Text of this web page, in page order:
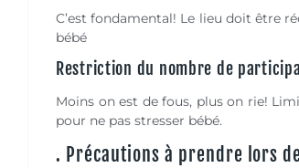
C’est fondamental! Le lieu doit être
bébé
Restriction du nombre de
Moins on est de fous, plus on rie!
pour ne pas stresser bébé.
. Précautions à prendre lors